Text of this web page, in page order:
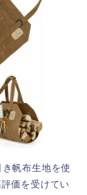
帆布生地を使
価を受けてい